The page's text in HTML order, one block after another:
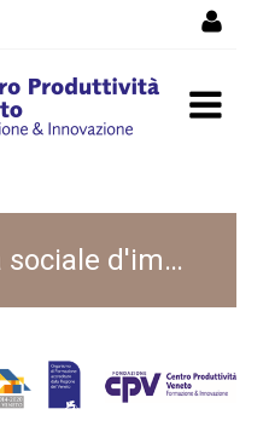
La responsabilità sociale d'impresa